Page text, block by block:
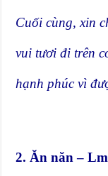
Cuối cùng, xin
vui tươi đi trên
hạnh phúc vì
2. Ăn năn –